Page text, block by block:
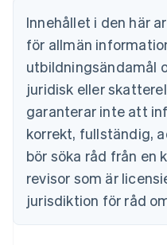
Innehållet i den här
för allmän
utbildningsändamål
juridisk eller
garanterar inte att
korrekt, fullständig,
bör söka råd från en
revisor som är
jurisdiktion för råd
PortuguêsEnglish
Bulgarien
English
Cypern
Danmark
English
Estland
English
Fastlandskina
简体中文English
EnglishSvenska
Frankrike